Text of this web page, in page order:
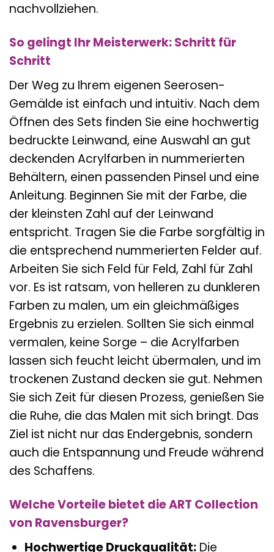
nachvollziehen.
So gelingt Ihr Meisterwerk: Schritt für
Schritt
Der Weg zu Ihrem eigenen Seerosen-
Gemälde ist einfach und intuitiv. Nach dem
Öffnen des Sets finden Sie eine hochwertig
bedruckte Leinwand, eine Auswahl an gut
deckenden Acrylfarben in nummerierten
Behältern, einen passenden Pinsel und eine
Anleitung. Beginnen Sie mit der Farbe, die
der kleinsten Zahl auf der Leinwand
entspricht. Tragen Sie die Farbe sorgfältig in
die entsprechend nummerierten Felder auf.
Arbeiten Sie sich Feld für Feld, Zahl für Zahl
vor. Es ist ratsam, von helleren zu dunkleren
Farben zu malen, um ein gleichmäßiges
Ergebnis zu erzielen. Sollten Sie sich einmal
vermalen, keine Sorge – die Acrylfarben
lassen sich feucht leicht übermalen, und im
trockenen Zustand decken sie gut. Nehmen
Sie sich Zeit für diesen Prozess, genießen Sie
die Ruhe, die das Malen mit sich bringt. Das
Ziel ist nicht nur das Endergebnis, sondern
auch die Entspannung und Freude während
des Schaffens.
Welche Vorteile bietet die ART Collection
von Ravensburger?
Hochwertige Druckqualität:Die